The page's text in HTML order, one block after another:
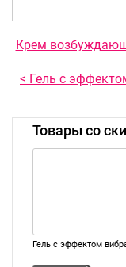
Крем
< Гель с
Товары со
Гель с эффектом